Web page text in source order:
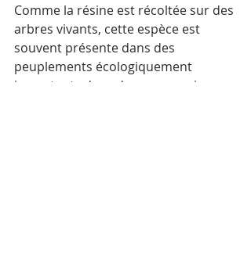
Comme la résine est récoltée sur des
arbres vivants, cette espèce est
souvent présente dans des
peuplements écologiquement
importants dans des zones qui